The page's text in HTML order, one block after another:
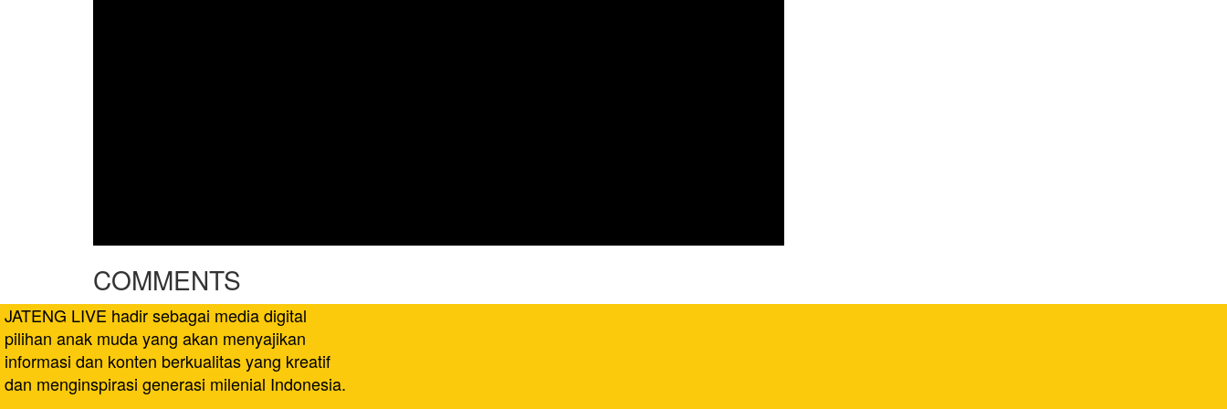
COMMENTS
JATENG LIVE hadir sebagai media digital
pilihan anak muda yang akan menyajikan
informasi dan konten berkualitas yang kreatif
dan menginspirasi generasi milenial Indonesia.